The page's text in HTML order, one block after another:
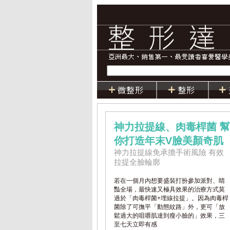
神力拉提線、肉毒桿菌 幫
你打造年末V臉美顏奇肌
神力拉提線免承擔手術風險 有效
拉提全臉輪廓
若在一個月內想要盛裝打扮參加派對、睛
豔全場，最快速又極具效果的治療方式莫
過於「肉毒桿菌+埋線拉提」。因為肉毒桿
菌除了可撫平「動態紋路」外，更可「放
鬆過大的咀嚼肌達到瘦小臉的」效果，三
至七天立即有感